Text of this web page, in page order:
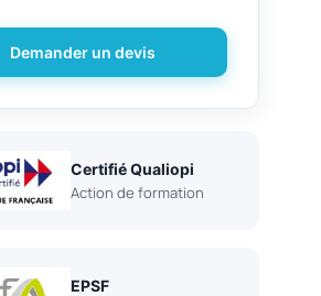
Demander un devis
Certifié Qualiopi
Action de formation
EPSF